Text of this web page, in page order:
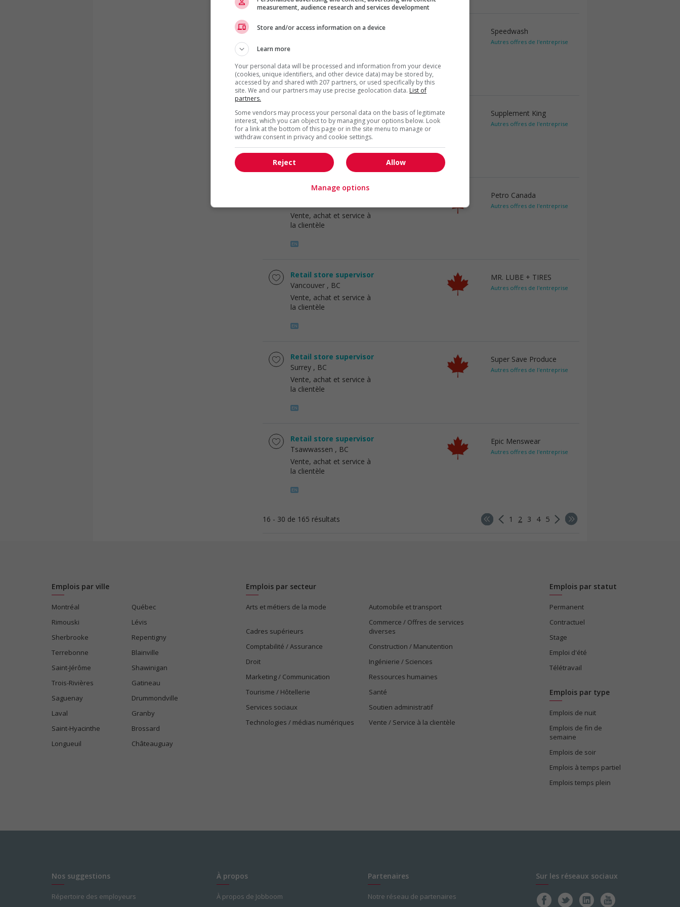
Retail store supervisor
la clientèle
Speedwash
Autres offres de l'entreprise
Retail store supervisor
Surrey, BC
Vente, achat et service à
la clientèle
Supplement King
Autres offres de l'entreprise
Retail store supervisor
Vente, achat et service à
la clientèle
Petro Canada
Autres offres de l'entreprise
Retail store supervisor
Vancouver , BC
Vente, achat et service à
la clientèle
MR. LUBE + TIRES
Autres offres de l'entreprise
Retail store supervisor
Surrey , BC
Vente, achat et service à
la clientèle
Super Save Produce
Autres offres de l'entreprise
Retail store supervisor
Tsawwassen , BC
Vente, achat et service à
la clientèle
Epic Menswear
Autres offres de l'entreprise
16 - 30 de 165 résultats 1 2 3 4 5
Emplois par ville
Montréal
Québec
Rimouski
Lévis
Sherbrooke
Repentigny
Terrebonne
Blainville
Saint-Jérôme
Shawinigan
Trois-Rivières
Gatineau
Saguenay
Drummondville
Laval
Granby
Saint-Hyacinthe
Brossard
Longueuil
Châteauguay
Emplois par secteur
Arts et métiers de la mode Automobile et transport
Cadres supérieurs
Commerce / Offres de services
diverses
Comptabilité / Assurance
Construction / Manutention
Droit
Ingénierie / Sciences
Marketing / Communication
Ressources humaines
Tourisme / Hôtellerie
Santé
Services sociaux
Soutien administratif
Technologies / médias numériques
Vente / Service à la clientèle
Emplois par statut
Permanent
Contractuel
Stage
Emploi d'été
Télétravail
Emplois par type
Emplois de nuit
Emplois de fin de
semaine
Emplois de soir
Emplois à temps partiel
Emplois temps plein
Nos suggestions
Répertoire des employeurs
À propos
À propos de Jobboom
Partenaires
Notre réseau de partenaires
Sur les réseaux sociaux
measurement, audience research and services development
Store and/or access information on a device
Learn more
Your personal data will be processed and information from your device
(cookies, unique identifiers, and other device data) may be stored by,
accessed by and shared with 207 partners, or used specifically by this
site. We and our partners may use precise geolocation data. List of
partners.
Some vendors may process your personal data on the basis of legitimate
interest, which you can object to by managing your options below. Look
for a link at the bottom of this page or in the site menu to manage or
withdraw consent in privacy and cookie settings.
Allow
Reject
Manage options